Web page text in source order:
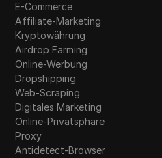
E-Commerce
Affiliate-Marketing
Kryptowährung
Airdrop Farming
Online-Werbung
Dropshipping
Web-Scraping
Digitales Marketing
Online-Privatsphäre
Proxy
Antidetect-Browser